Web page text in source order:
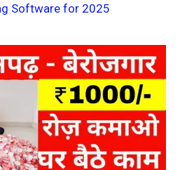
Software for 2025